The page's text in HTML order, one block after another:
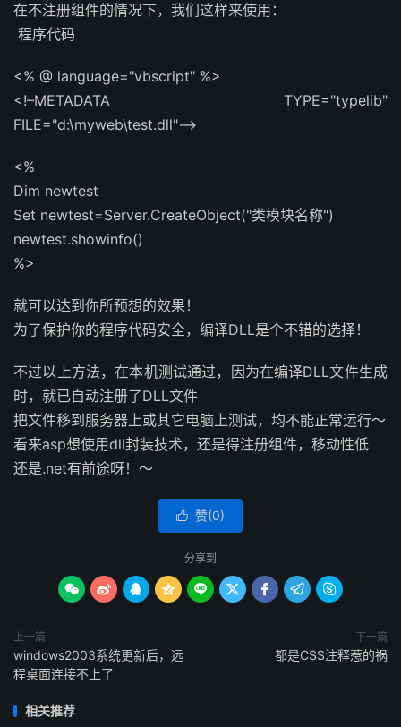
在不注册组件的情况下，我们这样来使用：
程序代码
<% @ language="vbscript" %>
<!–METADATA TYPE="typelib"
FILE="d:\myweb\test.dll"–>
<%
Dim newtest
Set newtest=Server.CreateObject("类模块名称")
newtest.showinfo()
%>
就可以达到你所预想的效果！
为了保护你的程序代码安全，编译DLL是个不错的选择！
不过以上方法，在本机测试通过，因为在编译DLL文件生成
时，就已自动注册了DLL文件
把文件移到服务器上或其它电脑上测试，均不能正常运行～
看来asp想使用dll封装技术，还是得注册组件，移动性低
还是.net有前途呀！～
 赞(0)
分享到
        
上一篇
windows2003系统更新后，远
程桌面连接不上了
下一篇
都是CSS注释惹的祸
相关推荐